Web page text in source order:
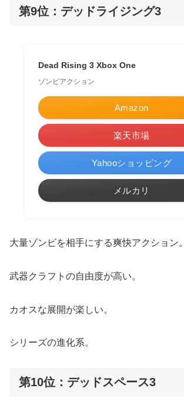
第9位：デッドライジング3
Dead Rising 3 Xbox One
ゾンビアクション
Amazon
楽天市場
Yahooショッピング
メルカリ
大量ゾンビを相手にする爽快アクション。
武器クラフトの自由度が高い。
カオスな展開が楽しい。
シリーズの進化系。
第10位：デッドスペース3